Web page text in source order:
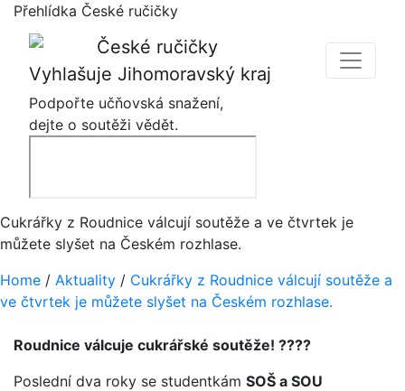
Přehlídka České ručičky
Vyhlašuje Jihomoravský kraj
Podpořte učňovská snažení,
dejte o soutěži vědět.
Cukrářky z Roudnice válcují soutěže a ve čtvrtek je
můžete slyšet na Českém rozhlase.
Home / Aktuality / Cukrářky z Roudnice válcují soutěže a
ve čtvrtek je můžete slyšet na Českém rozhlase.
Roudnice válcuje cukrářské soutěže! ????
Poslední dva roky se studentkám SOŠ a SOU